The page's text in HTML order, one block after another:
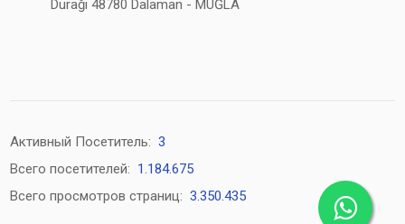
Durağı 48780 Dalaman - MUĞLA
Активный Посетитель: 3
Всего посетителей: 1.184.675
Всего просмотров страниц: 3.350.435